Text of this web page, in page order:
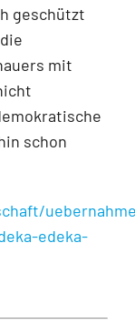
geschützt
mit
schon
edeka-